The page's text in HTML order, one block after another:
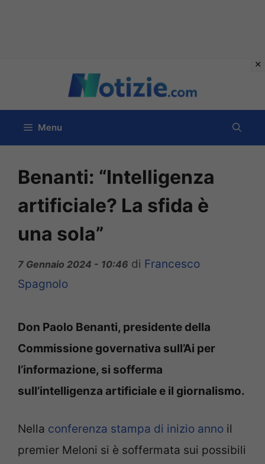
contenuto
Menu
Benanti: “Intelligenza
artificiale? La sfida è
una sola”
7 Gennaio 2024 - 10:46 di Francesco
Spagnolo
Don Paolo Benanti, presidente della
Commissione governativa sull’Ai per
l’informazione, si sofferma
sull’intelligenza artificiale e il giornalismo.
Nella conferenza stampa di inizio anno il
premier Meloni si è soffermata sui possibili